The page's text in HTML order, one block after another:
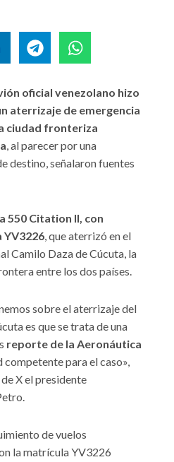
oficial venezolano hizo
aterrizaje de emergencia
ciudad fronteriza
, al parecer por una
destino, señalaron fuentes
550 Citation II, con
YV3226, que aterrizó en el
Camilo Daza de Cúcuta, la
entre los dos países.
sobre el aterrizaje del
es que se trata de una
reporte de la Aeronáutica
competente para el caso»,
X el presidente
de vuelos
la matrícula YV3226